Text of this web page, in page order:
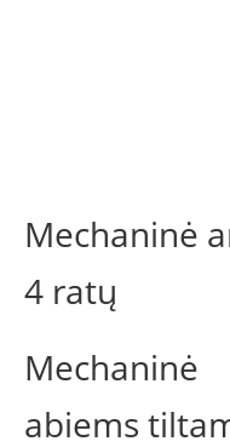
Mechaninė
4 ratų
Mechaninė
abiems